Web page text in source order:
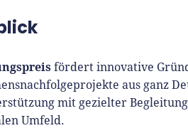
fördert innovative
aus ganz
mit gezielter
Umfeld.